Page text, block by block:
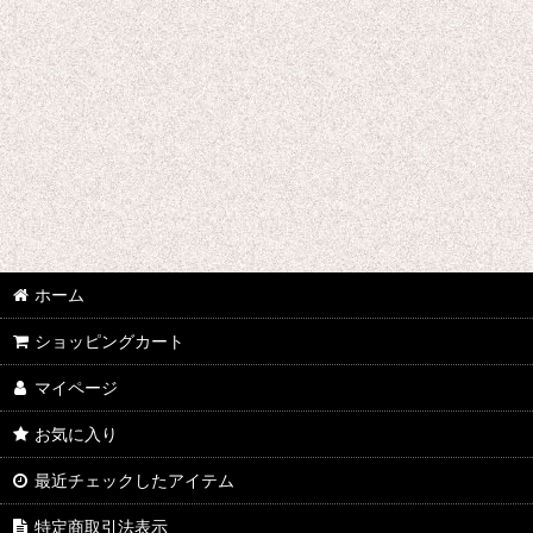
さ行 コスプレ衣装 (全商品)
千銃士
戦刻ナイトブラッド
地縛少年花子くん
ゾンビランドサガ
ジョジョの奇妙な冒険
さばげぶっ!
スーパーマリオブラザーズ
食戟のソーマ
サンタ コスプレ衣装
ホーム
ショッピングカート
マイページ
お気に入り
最近チェックしたアイテム
特定商取引法表示